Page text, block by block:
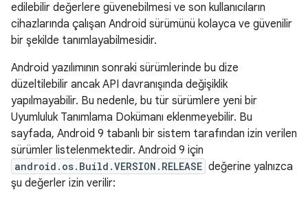
edilebilir değerlere güvenebilmesi ve son kullanıcıların
cihazlarında çalışan Android sürümünü kolayca ve güvenilir
bir şekilde tanımlayabilmesidir.
Android yazılımının sonraki sürümlerinde bu dize
düzeltilebilir ancak API davranışında değişiklik
yapılmayabilir. Bu nedenle, bu tür sürümlere yeni bir
Uyumluluk Tanımlama Dokümanı eklenmeyebilir. Bu
sayfada, Android 9 tabanlı bir sistem tarafından izin verilen
sürümler listelenmektedir. Android 9 için
android.os.Build.VERSION.RELEASE değerine yalnızca
şu değerler izin verilir: